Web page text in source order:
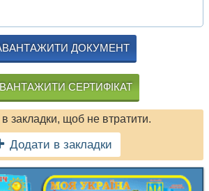
ДОКУМЕНТ
СЕРТИФІКАТ
закладки, щоб не втратити.
Додати в закладки